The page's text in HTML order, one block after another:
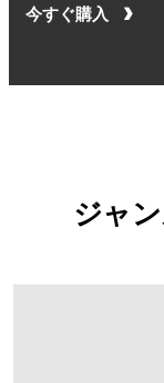
今すぐ購入
ジャ